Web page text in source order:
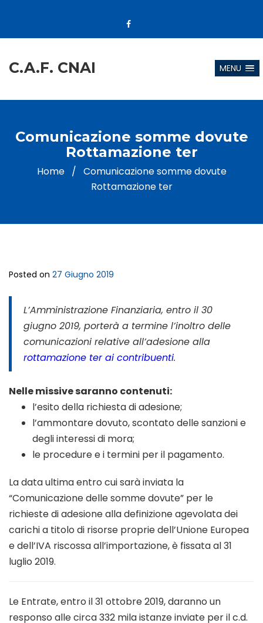
C.A.F. CNAI MENU
Comunicazione somme dovute
Rottamazione ter
Home/ Comunicazione somme dovute
Rottamazione ter
Posted on 27 Giugno 2019
L’Amministrazione Finanziaria, entro il 30
giugno 2019, porterà a termine l’inoltro delle
comunicazioni relative all’adesione alla
rottamazione ter ai contribuenti.
Nelle missive saranno contenuti:
l’esito della richiesta di adesione;
l’ammontare dovuto, scontato delle sanzioni e
degli interessi di mora;
le procedure e i termini per il pagamento.
La data ultima entro cui sarà inviata la
“Comunicazione delle somme dovute” per le
richieste di adesione alla definizione agevolata dei
carichi a titolo di risorse proprie dell’Unione Europea
e dell’IVA riscossa all’importazione, è fissata al 31
luglio 2019.
Le Entrate, entro il 31 ottobre 2019, daranno un
responso alle circa 332 mila istanze inviate per il c.d.